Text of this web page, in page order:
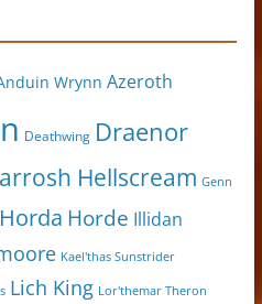
Wrynn Azeroth
Deathwing Draenor
Hellscream Genn
Horda Horde Illidan
Kael'thas Sunstrider
Lich King Lor'themar Theron